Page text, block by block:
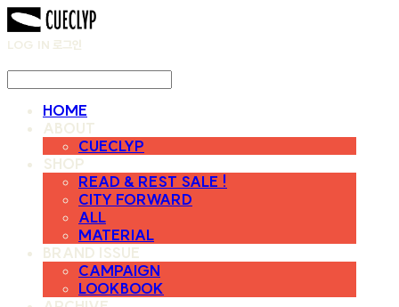
LOG IN 로그인
HOME
ABOUT
CUECLYP
SHOP
READ & REST SALE !
CITY FORWARD
ALL
MATERIAL
BRAND ISSUE
CAMPAIGN
LOOKBOOK